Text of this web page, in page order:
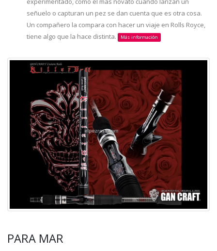
señuelo o capturan un pez se dan cuenta que es otra cosa.
Un compañero la compara con hacer un viaje en Rolls Royce,
tiene algo que la hace distinta.
Más información
PARA MAR